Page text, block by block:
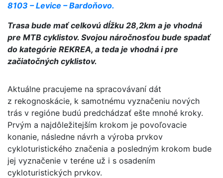
8103 – Levice – Bardoňovo.
Trasa bude mať celkovú dĺžku 28,2km a je vhodná
pre MTB cyklistov. Svojou náročnosťou bude spadať
do kategórie REKREA, a teda je vhodná i pre
začiatočných cyklistov.
Aktuálne pracujeme na spracovávaní dát
z rekognoskácie, k samotnému vyznačeniu nových
trás v regióne budú predchádzať ešte mnohé kroky.
Prvým a najdôležitejším krokom je povoľovacie
konanie, následne návrh a výroba prvkov
cykloturistického značenia a posledným krokom bude
jej vyznačenie v teréne už i s osadením
cykloturistických prvkov.